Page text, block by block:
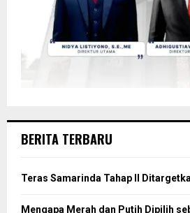
BERITA TERBARU
Teras Samarinda Tahap II
Mengapa Merah dan Putih Dipilih